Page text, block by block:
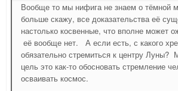
Вообще то мы нифига не знаем о тёмной
больше скажу, все доказательства её
настолько косвенные, что вполне может
её вообще нет. А если есть, с какого
обязательно стремиться к центру Луны?
цель это как-то обосновать стремление
осваивать космос.